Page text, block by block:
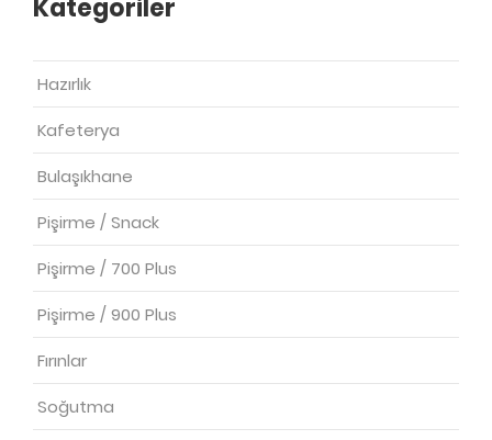
Kategoriler
Hazırlık
Kafeterya
Bulaşıkhane
Pişirme / Snack
Pişirme / 700 Plus
Pişirme / 900 Plus
Fırınlar
Soğutma